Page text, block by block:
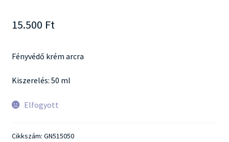
15.500 Ft
Fényvédő krém arcra
Kiszerelés: 50 ml
Elfogyott
Cikkszám: GN515050